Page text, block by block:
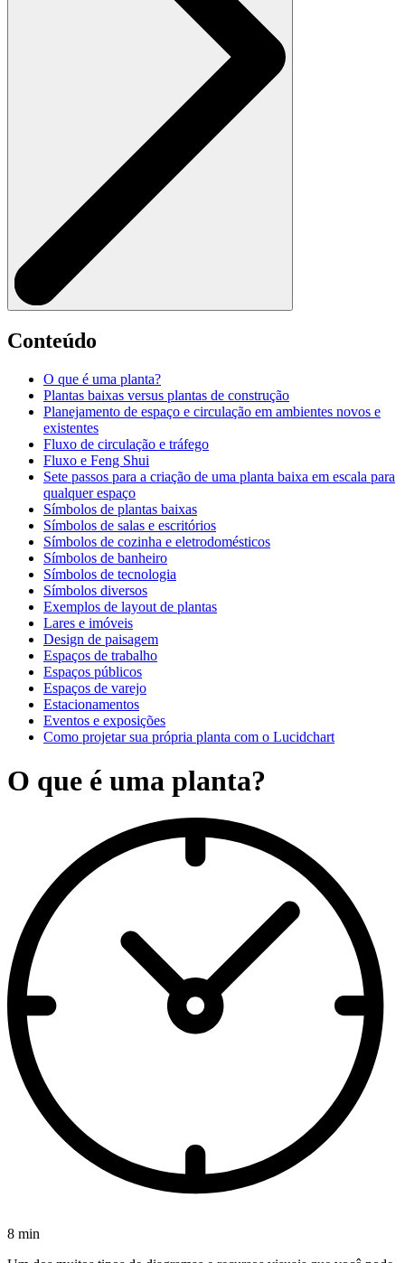
Conteúdo
O que é uma planta?
Plantas baixas versus plantas de construção
Planejamento de espaço e circulação em ambientes novos e
existentes
Fluxo de circulação e tráfego
Fluxo e Feng Shui
Sete passos para a criação de uma planta baixa em escala para
qualquer espaço
Símbolos de plantas baixas
Símbolos de salas e escritórios
Símbolos de cozinha e eletrodomésticos
Símbolos de banheiro
Símbolos de tecnologia
Símbolos diversos
Exemplos de layout de plantas
Lares e imóveis
Design de paisagem
Espaços de trabalho
Espaços públicos
Espaços de varejo
Estacionamentos
Eventos e exposições
Como projetar sua própria planta com o Lucidchart
O que é uma planta?
8 min